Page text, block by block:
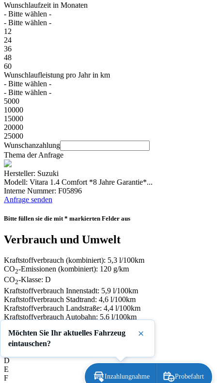
Wunschlaufzeit in Monaten
- Bitte wählen -
- Bitte wählen -
12
24
36
48
60
Wunschlaufleistung pro Jahr in km
- Bitte wählen -
- Bitte wählen -
5000
10000
15000
20000
25000
Wunschanzahlung
Thema der Anfrage
Hersteller: Suzuki
Modell: Vitara 1.4 Comfort *8 Jahre Garantie*...
Interne Nummer: F05896
Anfrage senden
Bitte füllen sie die mit * markierten Felder aus
Verbrauch und Umwelt
Kraftstoffverbrauch (kombiniert): 5,3 l/100km
CO2-Emissionen (kombiniert): 120 g/km
CO2-Klasse: D
Kraftstoffverbrauch Innenstadt: 5,9 l/100km
Kraftstoffverbrauch Stadtrand: 4,6 l/100km
Kraftstoffverbrauch Landstraße: 4,4 l/100km
Kraftstoffverbrauch Autobahn: 5,6 l/100km
B
C
D
E
F
Inzahlungnahme
Möchten Sie Ihr aktuelles Fahrzeug
eintauschen?
Schließen
Probefahrt